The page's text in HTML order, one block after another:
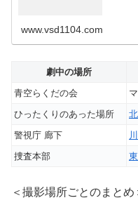
www.vsd1104.com
劇中の場所
青空らくだの会
ひったくりのあった場所
警視庁 廊下
捜査本部
＜撮影場所ごとのまとめ